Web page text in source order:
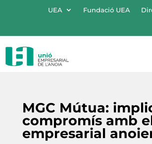
UEA Fundació UEA
MGC Mútua:
compromís amb
empresarial